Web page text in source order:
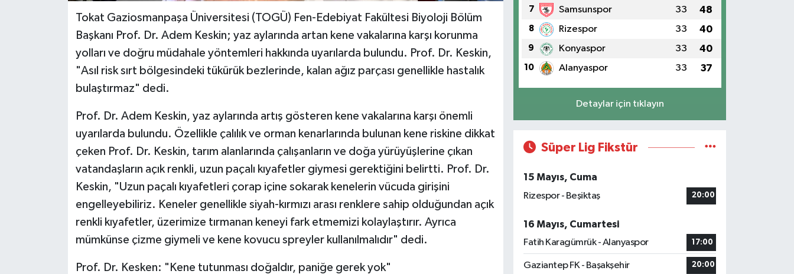
Tokat Gaziosmanpaşa Üniversitesi (TOGÜ) Fen-Edebiyat Fakültesi Biyoloji Bölüm
Başkanı Prof. Dr. Adem Keskin; yaz aylarında artan kene vakalarına karşı korunma
yolları ve doğru müdahale yöntemleri hakkında uyarılarda bulundu. Prof. Dr. Keskin,
"Asıl risk sırt bölgesindeki tükürük bezlerinde, kalan ağız parçası genellikle hastalık
bulaştırmaz" dedi.
Prof. Dr. Adem Keskin, yaz aylarında artış gösteren kene vakalarına karşı önemli
uyarılarda bulundu. Özellikle çalılık ve orman kenarlarında bulunan kene riskine dikkat
çeken Prof. Dr. Keskin, tarım alanlarında çalışanların ve doğa yürüyüşlerine çıkan
vatandaşların açık renkli, uzun paçalı kıyafetler giymesi gerektiğini belirtti. Prof. Dr.
Keskin, "Uzun paçalı kıyafetleri çorap içine sokarak kenelerin vücuda girişini
engelleyebiliriz. Keneler genellikle siyah-kırmızı arası renklere sahip olduğundan açık
renkli kıyafetler, üzerimize tırmanan keneyi fark etmemizi kolaylaştırır. Ayrıca
mümkünse çizme giymeli ve kene kovucu spreyler kullanılmalıdır" dedi.
Prof. Dr. Kesken: "Kene tutunması doğaldır, paniğe gerek yok"
7 Samsunspor 33 48
8 Rizespor 33 40
9 Konyaspor 33 40
10 Alanyaspor 33 37
Detaylar için tıklayın
Süper Lig Fikstür
15 Mayıs, Cuma
Rizespor - Beşiktaş
20:00
16 Mayıs, Cumartesi
Fatih Karagümrük - Alanyaspor
17:00
Gaziantep FK - Başakşehir 20:00